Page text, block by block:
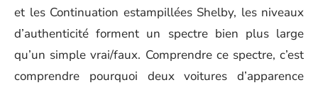
et les Continuation estampillées Shelby, les niveaux
d’authenticité forment un spectre bien plus large
qu’un simple vrai/faux. Comprendre ce spectre, c’est
comprendre pourquoi deux voitures d’apparence